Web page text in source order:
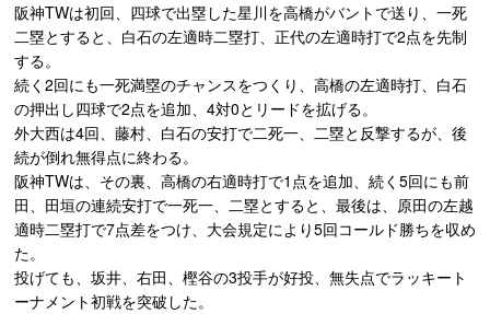
阪神TWは初回、四球で出塁した星川を高橋がバントで送り、一死
二塁とすると、白石の左適時二塁打、正代の左適時打で2点を先制
する。
続く2回にも一死満塁のチャンスをつくり、高橋の左適時打、白石
の押出し四球で2点を追加、4対0とリードを拡げる。
外大西は4回、藤村、白石の安打で二死一、二塁と反撃するが、後
続が倒れ無得点に終わる。
阪神TWは、その裏、高橋の右適時打で1点を追加、続く5回にも前
田、田垣の連続安打で一死一、二塁とすると、最後は、原田の左越
適時二塁打で7点差をつけ、大会規定により5回コールド勝ちを収め
た。
投げても、坂井、右田、樫谷の3投手が好投、無失点でラッキート
ーナメント初戦を突破した。